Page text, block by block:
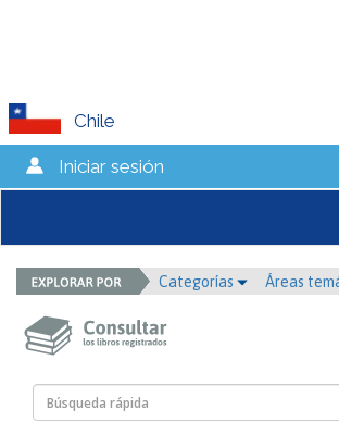
Chile
Iniciar sesión
Categorías Áreas